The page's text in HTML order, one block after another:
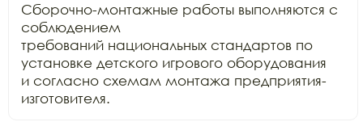
Сборочно-монтажные работы выполняются с
соблюдением
требований национальных стандартов по
установке детского игрового оборудования
и согласно схемам монтажа предприятия-
изготовителя.